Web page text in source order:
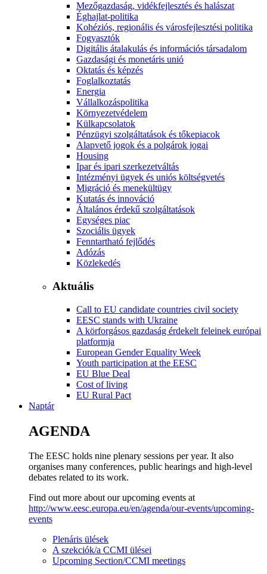
Mezőgazdaság, vidékfejlesztés és halászat
Éghajlat-politika
Kohéziós, regionális és városfejlesztési politika
Fogyasztók
Digitális átalakulás és információs társadalom
Gazdasági és monetáris unió
Oktatás és képzés
Foglalkoztatás
Energia
Vállalkozáspolitika
Környezetvédelem
Külkapcsolatok
Pénzügyi szolgáltatások és tőkepiacok
Alapvető jogok és a polgárok jogai
Housing
Ipar és ipari szerkezetváltás
Intézményi ügyek és uniós költségvetés
Migráció és menekültügy
Kutatás és innováció
Általános érdekű szolgáltatások
Egységes piac
Szociális ügyek
Fenntartható fejlődés
Adózás
Közlekedés
Aktuális
Call to EU candidate countries civil society
EESC stands with Ukraine
A körforgásos gazdaság érdekelt feleinek európai
platformja
European Gender Equality Week
Youth participation at the EESC
EU Blue Deal
Cost of living
EU Rural Pact
Naptár
AGENDA
The EESC holds nine plenary sessions per year. It also
organises many conferences, public hearings and high-level
debates related to its work.
Find out more about our upcoming events at
http://www.eesc.europa.eu/en/agenda/our-events/upcoming-
events
Plenáris ülések
A szekciók/a CCMI ülései
Upcoming Section/CCMI meetings